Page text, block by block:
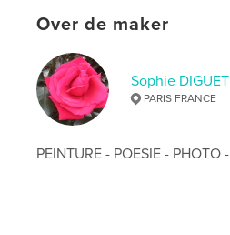
Campagne
Over de maker
Sophie DIGUET
PARIS FRANCE
PEINTURE - POESIE - PHOTO -